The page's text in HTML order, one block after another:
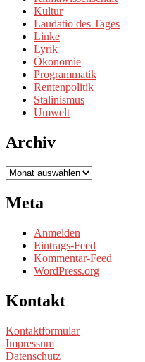
Kultur
Laudatio des Tages
Linke
Lyrik
Ökonomie
Programmatik
Rentenpolitik
Stalinismus
Umwelt
Archiv
Archiv
Meta
Anmelden
Eintrags-Feed
Kommentar-Feed
WordPress.org
Kontakt
Kontaktformular
Impressum
Datenschutz